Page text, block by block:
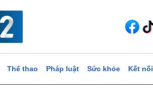
Thể thao Pháp luật Sức khỏe Kết nối